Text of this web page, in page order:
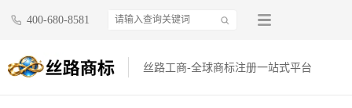
400-680-8581
丝路工商-全球商标注册一站式平台